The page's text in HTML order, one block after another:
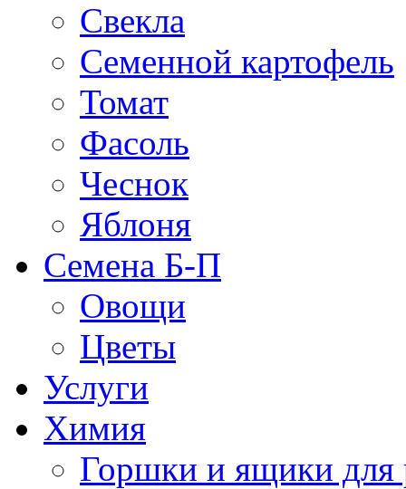
Свекла
Семенной картофель
Томат
Фасоль
Чеснок
Яблоня
Семена Б-П
Овощи
Цветы
Услуги
Химия
Горшки и ящики для